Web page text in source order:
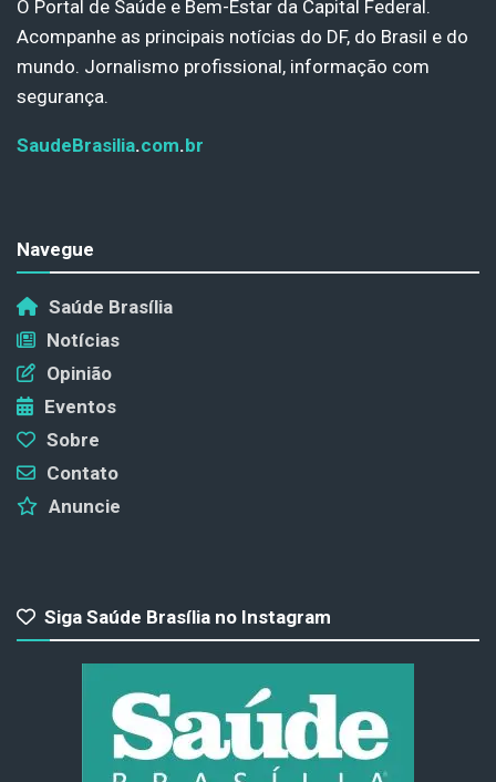
O Portal de Saúde e Bem-Estar da Capital Federal.
Acompanhe as principais notícias do DF, do Brasil e do
mundo. Jornalismo profissional, informação com
segurança.
SaudeBrasilia.com.br
Navegue
Saúde Brasília
Notícias
Opinião
Eventos
Sobre
Contato
Anuncie
Siga Saúde Brasília no Instagram